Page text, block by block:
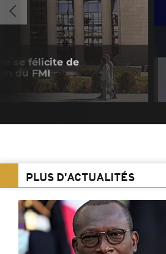
se félicite de
du FMI
PLUS D'ACTUALITÉS